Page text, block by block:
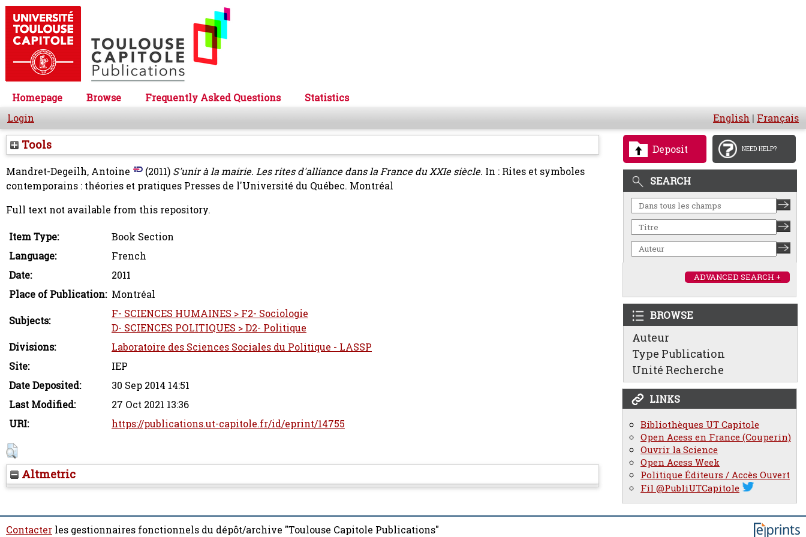
Homepage Browse Frequently Asked Questions
Statistics
Login
English | Français
Deposit NEED HELP?
SEARCH
ADVANCED SEARCH +
BROWSE
Auteur
Type Publication
Unité Recherche
LINKS
Bibliothèques UT Capitole
Open Acess en France (Couperin)
Ouvrir la Science
Open Acess Week
Politique Éditeurs / Accès Ouvert
Fil @PubliUTCapitole
Tools
Mandret-Degeilh, Antoine (2011) S'unir à la mairie. Les rites d'alliance dans la France du XXIe siècle. In : Rites et symboles
contemporains : théories et pratiques Presses de l'Université du Québec. Montréal
Full text not available from this repository.
Item Type:
Book Section
Language:
French
Date:
2011
Place of Publication: Montréal
Subjects:
F- SCIENCES HUMAINES > F2- Sociologie
D- SCIENCES POLITIQUES > D2- Politique
Divisions:
Laboratoire des Sciences Sociales du Politique - LASSP
Site:
IEP
Date Deposited:
30 Sep 2014 14:51
Last Modified:
27 Oct 2021 13:36
URI:
https://publications.ut-capitole.fr/id/eprint/14755
Altmetric
Contacter les gestionnaires fonctionnels du dépôt/archive "Toulouse Capitole Publications"